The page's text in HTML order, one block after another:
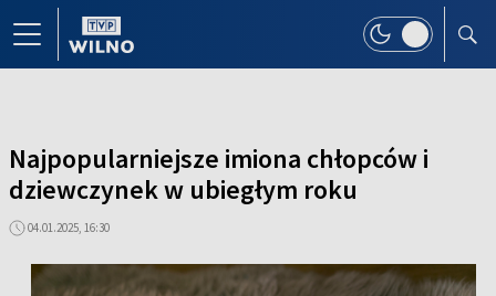
Najpopularniejsze imiona chłopców i
dziewczynek w ubiegłym roku
04.01.2025, 16:30